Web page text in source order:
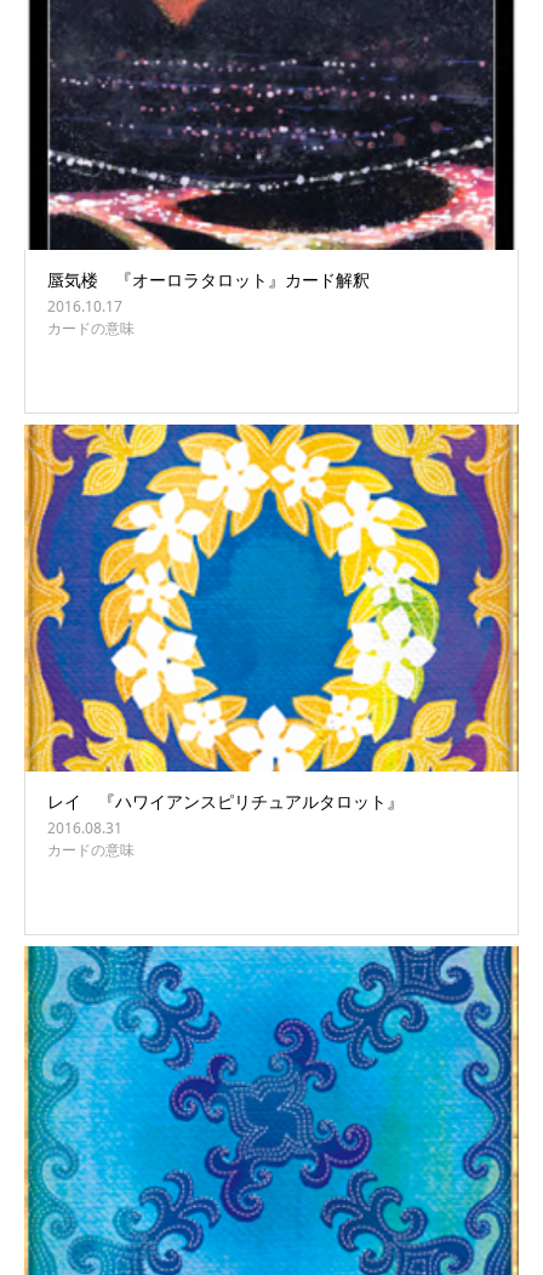
蜃気楼 『オーロラタロット』カード解釈
2016.10.17
カードの意味
レイ 『ハワイアンスピリチュアルタロット』
2016.08.31
カードの意味